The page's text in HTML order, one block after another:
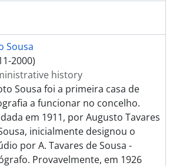
Sousa
2000)
history
Sousa foi a primeira casa de
a funcionar no concelho.
em 1911, por Augusto Tavares
inicialmente designou o
por A. Tavares de Sousa -
Provavelmente, em 1926